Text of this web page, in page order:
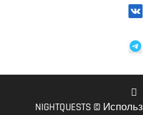
NIGHTQUESTS ©